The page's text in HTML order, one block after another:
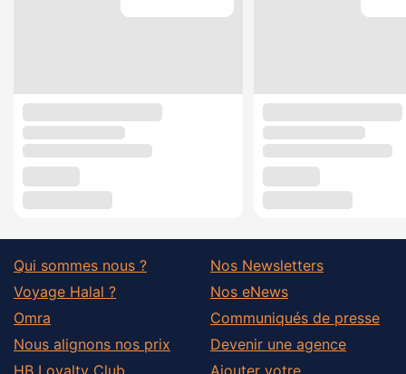
Qui sommes nous ?
Voyage Halal ?
Omra
Nous alignons nos prix
HB Loyalty Club
Nos Newsletters
Nos eNews
Communiqués de presse
Devenir une agence
Ajouter votre